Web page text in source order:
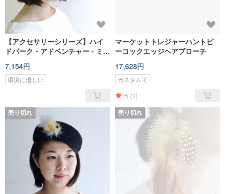
【アクセサリーシリーズ】ハイ
ドパーク・アドベンチャー - ミン
ピン
7,154円
環境に優しい
マーケットトレジャーハントピ
ーコックエッジヘアブローチ
17,628円
カスタム可
5 (1)
売り切れ 売り切れ